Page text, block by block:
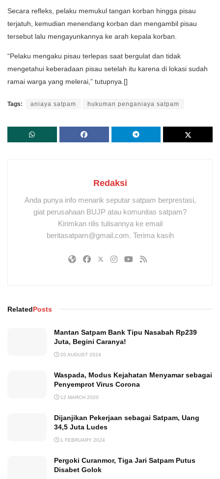
Secara refleks, pelaku memukul tangan korban hingga pisau
terjatuh, kemudian menendang korban dan mengambil pisau
tersebut lalu mengayunkannya ke arah kepala korban.
“Pelaku mengaku pisau terlepas saat bergulat dan tidak
mengetahui keberadaan pisau setelah itu karena di lokasi sudah
ramai warga yang melerai,” tutupnya.[]
Tags: aniaya satpam hukuman penganiaya satpam
Redaksi
Anda punya info menarik seputar satpam berprestasi,
giat perusahaan BUJP atau komunitas satpam?
Kirimkan rilis tulisannya ke email
beritasatpam@gmail.com. Terima kasih
RelatedPosts
Mantan Satpam Bank Tipu Nasabah Rp239
Juta, Begini Caranya!
20 AUGUST 2024
Waspada, Modus Kejahatan Menyamar sebagai
Penyemprot Virus Corona
12 MARCH 2020
Dijanjikan Pekerjaan sebagai Satpam, Uang
34,5 Juta Ludes
1 FEBRUARY 2024
Pergoki Curanmor, Tiga Jari Satpam Putus
Disabet Golok